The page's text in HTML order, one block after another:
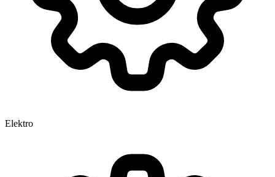
Elektro